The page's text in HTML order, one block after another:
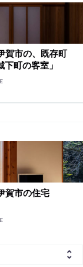
賀市の、既存町
町の客室」
賀市の住宅